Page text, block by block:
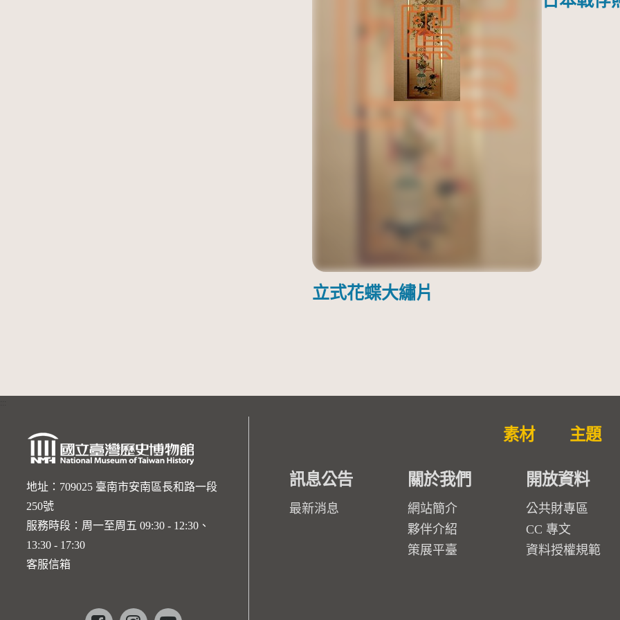
立式花蝶大繡片
地址：709025 臺南市安南區長和路一段
250號
服務時段：周一至周五 09:30 - 12:30、
13:30 - 17:30
客服信箱
Facebookinstagramyoutube
素材 主題
訊息公告
最新消息
關於我們
網站簡介
夥伴介紹
策展平臺
開放資料
公共財專區
CC 專文
資料授權規範